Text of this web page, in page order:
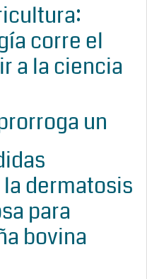
corre el
a la ciencia
un
dermatosis
para
bovina